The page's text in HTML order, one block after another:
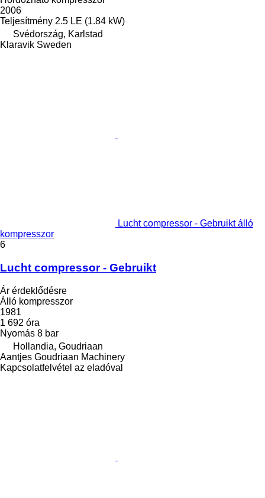
2006
Teljesítmény 2.5 LE (1.84 kW)
Svédország, Karlstad
Klaravik Sweden
Lucht compressor - Gebruikt álló
kompresszor
6
Lucht compressor - Gebruikt
Ár érdeklődésre
Álló kompresszor
1981
1 692 óra
Nyomás 8 bar
Hollandia, Goudriaan
Aantjes Goudriaan Machinery
Kapcsolatfelvétel az eladóval